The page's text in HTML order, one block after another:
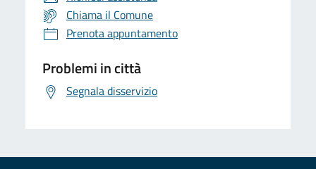
Chiama il Comune
Prenota appuntamento
Problemi in città
Segnala disservizio